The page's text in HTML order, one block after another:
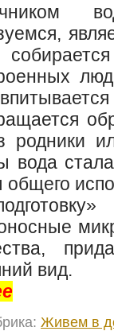
родники
вода
общего
вид.
Живем в